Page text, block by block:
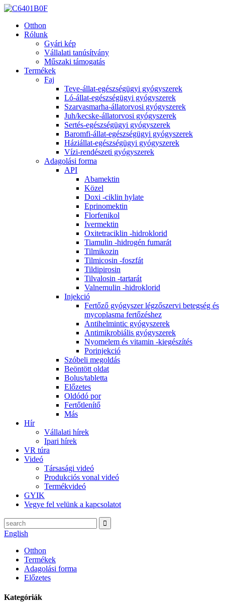
Otthon
Rólunk
Gyári kép
Vállalati tanúsítvány
Műszaki támogatás
Termékek
Faj
Teve-állat-egészségügyi gyógyszerek
Ló-állat-egészségügyi gyógyszerek
Szarvasmarha-állatorvosi gyógyszerek
Juh/kecske-állatorvosi gyógyszerek
Sertés-egészségügyi gyógyszerek
Baromfi-állat-egészségügyi gyógyszerek
Háziállat-egészségügyi gyógyszerek
Vízi-rendészeti gyógyszerek
Adagolási forma
API
Abamektin
Közel
Doxi -ciklin hylate
Eprinomektin
Florfenikol
Ivermektin
Oxitetraciklin -hidroklorid
Tiamulin -hidrogén fumarát
Tilmikozin
Tilmicosin -foszfát
Tildipirosin
Tilvalosin -tartarát
Valnemulin -hidroklorid
Injekció
Fertőző gyógyszer légzőszervi betegség és
mycoplasma fertőzéshez
Antihelmintic gyógyszerek
Antimikrobiális gyógyszerek
Nyomelem és vitamin -kiegészítés
Porinjekció
Szóbeli megoldás
Beöntött oldat
Bolus/tabletta
Előzetes
Oldódó por
Fertőtlenítő
Más
Hír
Vállalati hírek
Ipari hírek
VR túra
Videó
Társasági videó
Produkciós vonal videó
Termékvideó
GYIK
Vegye fel velünk a kapcsolatot
English
Otthon
Termékek
Adagolási forma
Előzetes
Kategóriák